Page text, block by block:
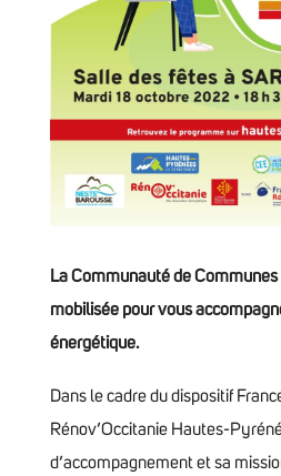
La Communauté de
mobilisée pour vous
énergétique.
Dans le cadre du dispositif
Rénov’Occitanie Hautes-
d’accompagnement et sa